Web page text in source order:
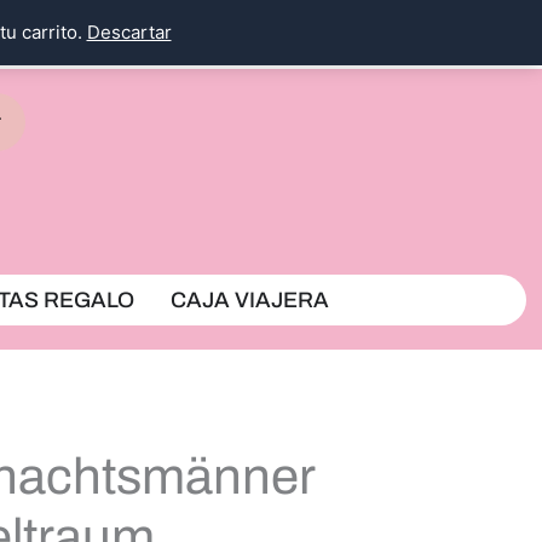
carrito. Descartar
REGALO CAJA VIAJERA